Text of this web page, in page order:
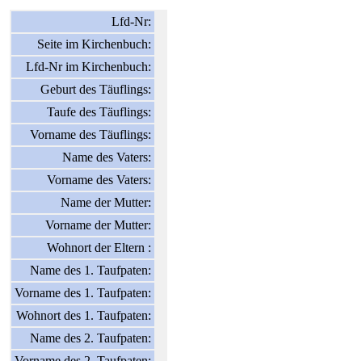
Lfd-Nr:
Seite im Kirchenbuch:
Lfd-Nr im Kirchenbuch:
Geburt des Täuflings:
Taufe des Täuflings:
Vorname des Täuflings:
Name des Vaters:
Vorname des Vaters:
Name der Mutter:
Vorname der Mutter:
Wohnort der Eltern :
Name des 1. Taufpaten:
Vorname des 1. Taufpaten:
Wohnort des 1. Taufpaten:
Name des 2. Taufpaten: